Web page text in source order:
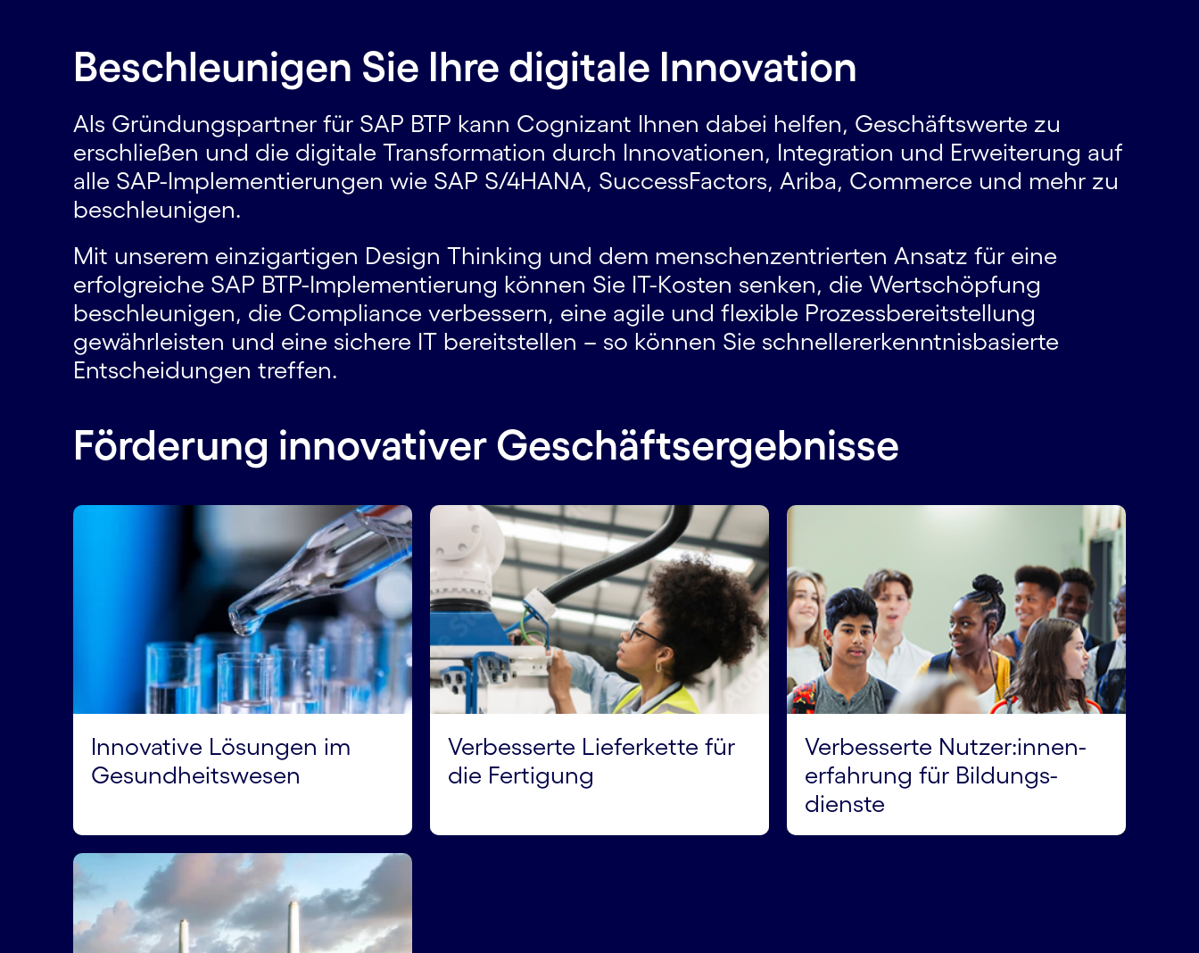
Beschleunigen Sie Ihre digitale Innovation
Als Gründungspartner für SAP BTP kann Cognizant Ihnen dabei helfen, Geschäftswerte zu
erschließen und die digitale Transformation durch Innovationen, Integration und Erweiterung auf
alle SAP-Implementierungen wie SAP S/4HANA, SuccessFactors, Ariba, Commerce und mehr zu
beschleunigen.
Mit unserem einzigartigen Design Thinking und dem menschenzentrierten Ansatz für eine
erfolgreiche SAP BTP-Implementierung können Sie IT-Kosten senken, die Wertschöpfung
beschleunigen, die Compliance verbessern, eine agile und flexible Prozessbereitstellung
gewährleisten und eine sichere IT bereitstellen – so können Sie schnellererkenntnis­basierte
Entscheidungen treffen.
Förderung innovativer Geschäftsergebnisse
Innovative Lösungen im
Gesundheitswesen
Verbesserte Lieferkette für
die Fertigung
Verbesserte Nutzer:innen­
erfahrung für Bildungs­
dienste